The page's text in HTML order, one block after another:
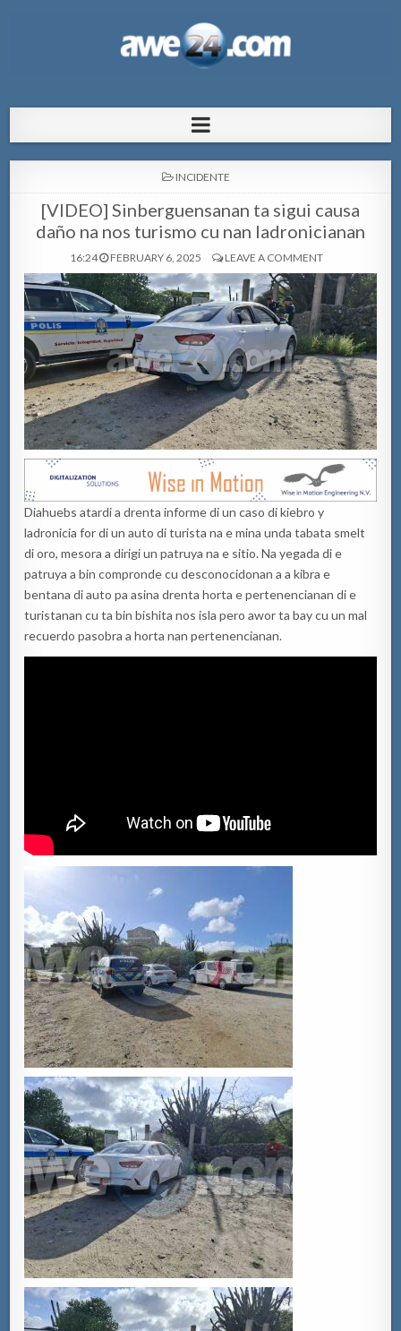
pa Aruba
POSTED
INCIDENTE
[VIDEO] Sinberguensanan ta sigui causa
daño na nos turismo cu nan ladronicianan
16:24 FEBRUARY 6, 2025 LEAVE A COMMENT
Diahuebs atardi a drenta informe di un caso di kiebro y
ladronicia for di un auto di turista na e mina unda tabata smelt
di oro, mesora a dirigi un patruya na e sitio. Na yegada di e
patruya a bin compronde cu desconocidonan a a kibra e
bentana di auto pa asina drenta horta e pertenencianan di e
turistanan cu ta bin bishita nos isla pero awor ta bay cu un mal
recuerdo pasobra a horta nan pertenencianan.